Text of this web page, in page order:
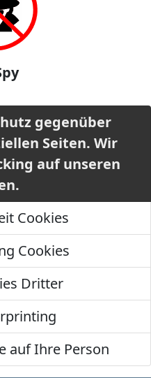
gegenüber
Seiten. Wir
auf unseren
Cookies
Cookies
Dritter
auf Ihre Person